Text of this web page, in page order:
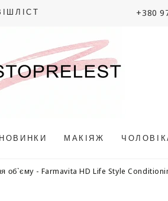
+380
НОВИНКИ МАКІЯЖ
об`єму - Farmavita HD Life Style